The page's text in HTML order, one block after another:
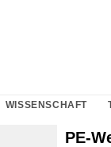
WISSENSCHAFT
PE-